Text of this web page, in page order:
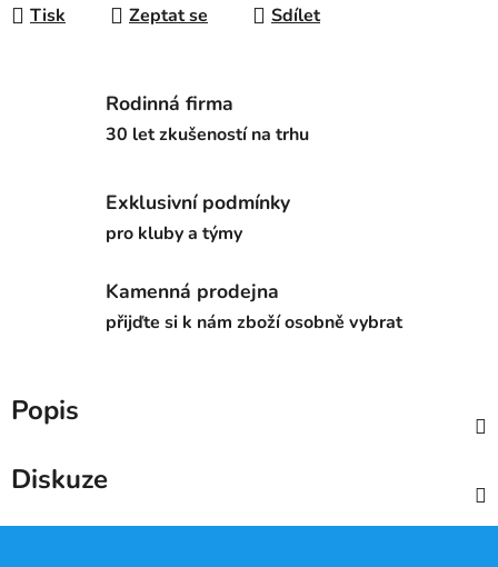
Tisk Zeptat se Sdílet
Rodinná firma
30 let zkušeností na trhu
Exklusivní podmínky
pro kluby a týmy
Kamenná prodejna
přijďte si k nám zboží osobně vybrat
Popis
Diskuze